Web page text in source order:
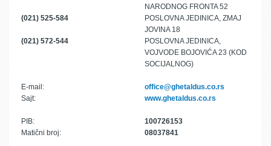
NARODNOG FRONTA 52
(021) 525-584
POSLOVNA JEDINICA, ZMAJ
JOVINA 18
(021) 572-544
POSLOVNA JEDINICA,
VOJVODE BOJOVIĆA 23 (KOD
SOCIJALNOG)
E-mail:
office@ghetaldus.co.rs
Sajt:
www.ghetaldus.co.rs
PIB:
100726153
Matični broj:
08037841